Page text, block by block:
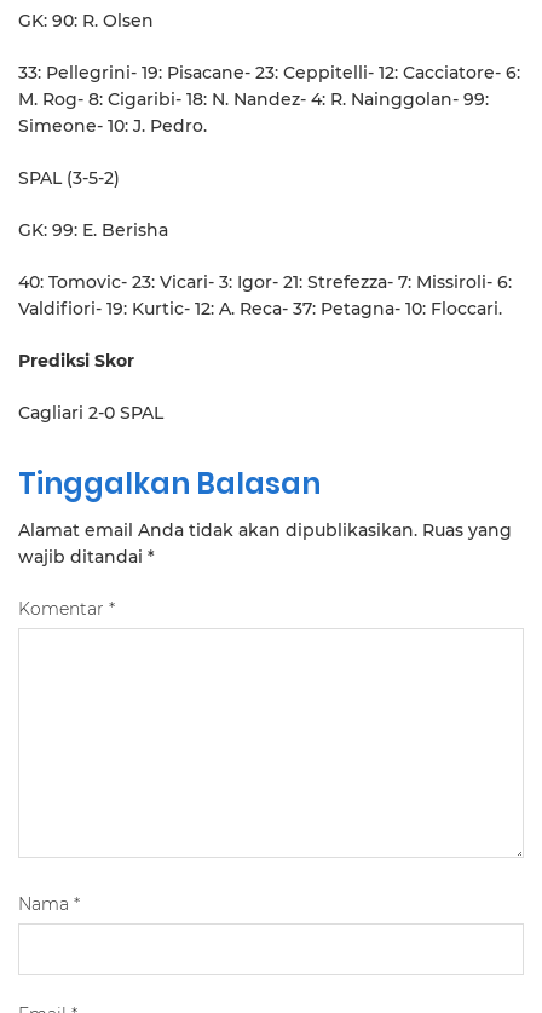
GK: 90: R. Olsen
33: Pellegrini- 19: Pisacane- 23: Ceppitelli- 12: Cacciatore- 6:
M. Rog- 8: Cigaribi- 18: N. Nandez- 4: R. Nainggolan- 99:
Simeone- 10: J. Pedro.
SPAL (3-5-2)
GK: 99: E. Berisha
40: Tomovic- 23: Vicari- 3: Igor- 21: Strefezza- 7: Missiroli- 6:
Valdifiori- 19: Kurtic- 12: A. Reca- 37: Petagna- 10: Floccari.
Prediksi Skor
Cagliari 2-0 SPAL
Tinggalkan Balasan
Alamat email Anda tidak akan dipublikasikan. Ruas yang
wajib ditandai *
Komentar *
Nama *